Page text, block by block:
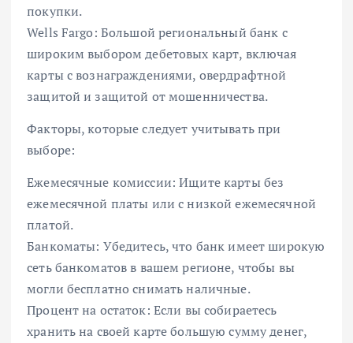
покупки.
Wells Fargo: Большой региональный банк с
широким выбором дебетовых карт, включая
карты с вознаграждениями, овердрафтной
защитой и защитой от мошенничества.
Факторы, которые следует учитывать при
выборе:
Ежемесячные комиссии: Ищите карты без
ежемесячной платы или с низкой ежемесячной
платой.
Банкоматы: Убедитесь, что банк имеет широкую
сеть банкоматов в вашем регионе, чтобы вы
могли бесплатно снимать наличные.
Процент на остаток: Если вы собираетесь
хранить на своей карте большую сумму денег,